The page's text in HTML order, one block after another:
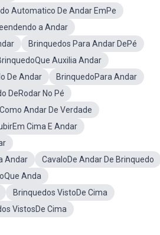
Automatico De Andar EmPe
a Andar
Brinquedos Para Andar DePé
Auxilia Andar
De Andar
BrinquedoPara Andar
DeRodar No Pé
Andar De Verdade
Cima E Andar
Andar
CavaloDe Andar De Brinquedo
Anda
Brinquedos VistoDe Cima
VistosDe Cima